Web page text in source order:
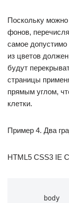
Поскольку
фонов,
самое допустимо
из цветов
будут
страницы
прямым углом,
клетки.
Пример 4. Два
HTML5 CSS3 IE
body